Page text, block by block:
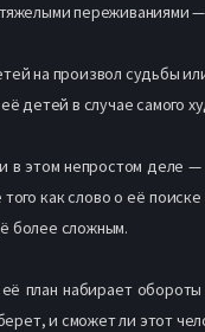
переживаниями
на произвол судьбы
детей в случае самого
в этом непростом деле
как слово о её
более сложным.
план набирает
и сможет ли этот